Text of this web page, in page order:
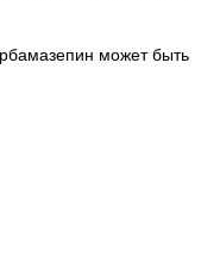
может быть